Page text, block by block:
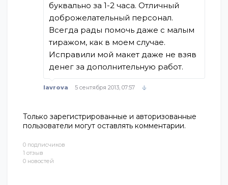
0 подписчиков
1 отзыв
0 новостей
буквально за 1-2 часа. Отличный
доброжелательный персонал.
Всегда рады помочь даже с малым
тиражом, как в моем случае.
Исправили мой макет даже не взяв
денег за дополнительную работ.
lavrova 5 сентября 2013, 07:57
Только зарегистрированные и авторизованные
пользователи могут оставлять комментарии.